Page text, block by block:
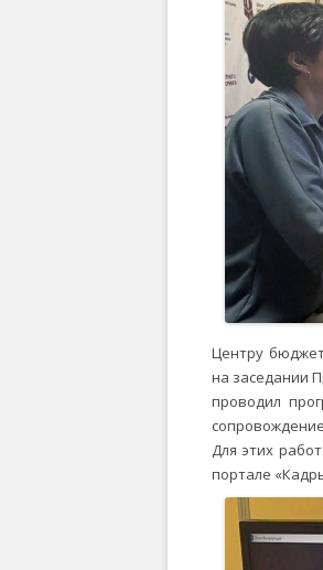
Центру
на заседании
проводил
Для этих
портале